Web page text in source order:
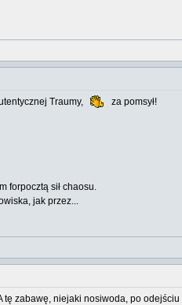
Traumy, za pomsył!
forpocztą sił chaosu.
jak przez...
tę zabawę, niejaki nosiwoda, po